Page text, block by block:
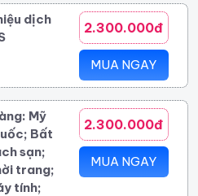
dịch
2.300.000đ
MUA NGAY
Mỹ
Bất
sạn;
trang;
tính;
2.300.000đ
MUA NGAY